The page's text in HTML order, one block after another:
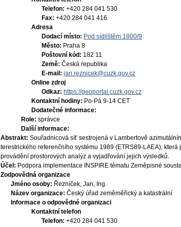
Telefon: +420 284 041 530
Fax: +420 284 041 416
Adresa
Dodací místo: Pod sídlištěm 1800/9
Město: Praha 8
Poštovní kód: 182 11
Země: Česká republika
E-mail: jan.reznicek@cuzk.gov.cz
Online zdroj
Odkaz: https://geoportal.cuzk.gov.cz
Kontaktní hodiny: Po-Pá 9-14 CET
Dodatečné informace:
Role: správce
Další informace:
Abstrakt: Souřadnicová síť sestrojená v Lambertově
terestrického referenčního systému 1989 (ETRS89-LAEA),
provádění prostorových analýz a vyjadřování jejich výsledků.
Účel: Podpora implementace INSPIRE tématu Zeměpisné
Zodpovědná organizace
Jméno osoby: Řezníček, Jan, Ing.
Název organizace: Český úřad zeměměřický a katastrální
Informace o odpovědné organizaci
Kontaktní telefon
Telefon: +420 284 041 530